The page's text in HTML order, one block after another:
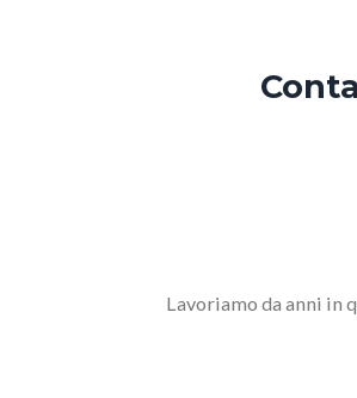
Lavoriamo da anni in